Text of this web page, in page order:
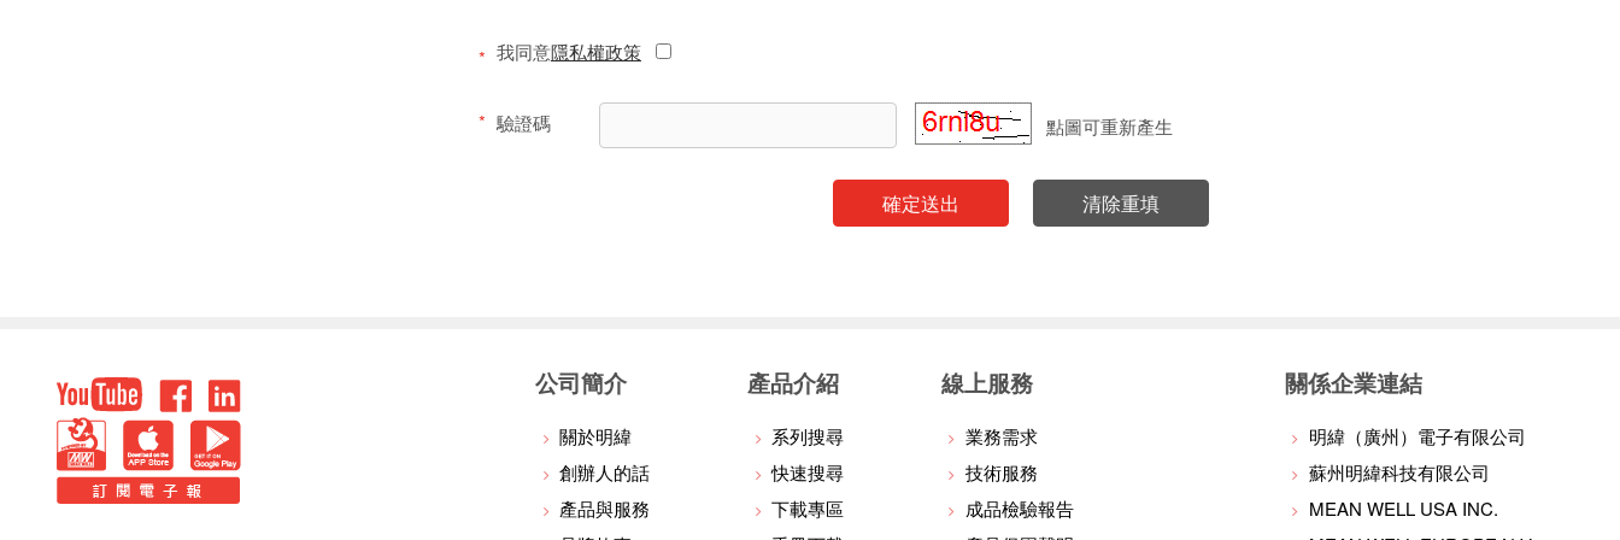
* 我同意隱私權政策
* 驗證碼 點圖可重新產生
確定送出 清除重填
公司簡介
關於明緯
創辦人的話
產品與服務
產品介紹
系列搜尋
快速搜尋
下載專區
線上服務
業務需求
技術服務
成品檢驗報告
關係企業連結
明緯（廣州）電子有限公司
蘇州明緯科技有限公司
MEAN WELL USA INC.
youtubefacebookLinkedIn
PBM
IOS Android
E-